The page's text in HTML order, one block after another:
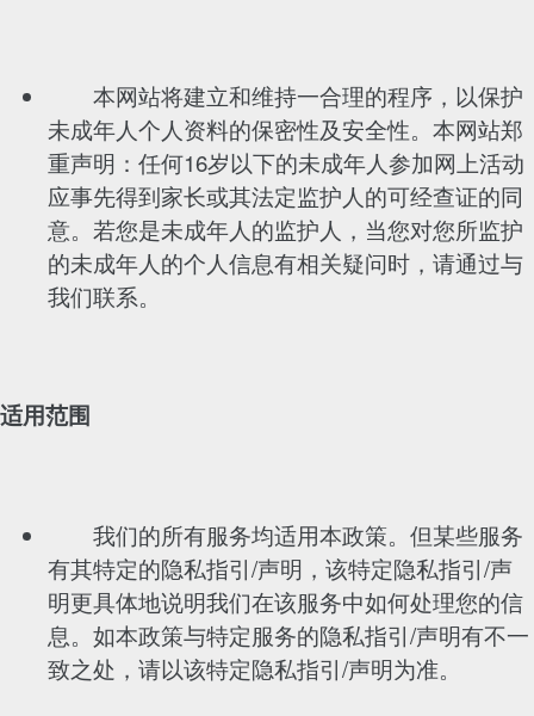
本网站将建立和维持一合理的程序，以保护
未成年人个人资料的保密性及安全性。本网站郑
重声明：任何16岁以下的未成年人参加网上活动
应事先得到家长或其法定监护人的可经查证的同
意。若您是未成年人的监护人，当您对您所监护
的未成年人的个人信息有相关疑问时，请通过与
我们联系。
适用范围
我们的所有服务均适用本政策。但某些服务
有其特定的隐私指引/声明，该特定隐私指引/声
明更具体地说明我们在该服务中如何处理您的信
息。如本政策与特定服务的隐私指引/声明有不一
致之处，请以该特定隐私指引/声明为准。